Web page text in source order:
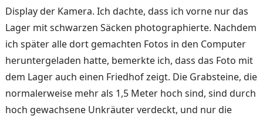
Dis­play der Kamera. Ich dachte, dass ich vorne nur das
Lager mit schwarzen Säcken photo­graphierte. Nachdem
ich spä­ter alle dort gemachten Fotos in den Computer
herunterge­laden hatte, bemerkte ich, dass das Foto mit
dem Lager auch einen Friedhof zeigt. Die Grabsteine, die
normalerweise mehr als 1,5 Meter hoch sind, sind durch
hoch gewachsene Unkräuter verdeckt, und nur die